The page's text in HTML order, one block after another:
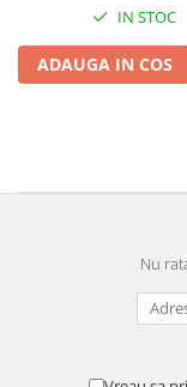
IN STOC
ADAUGA IN COS
Nu